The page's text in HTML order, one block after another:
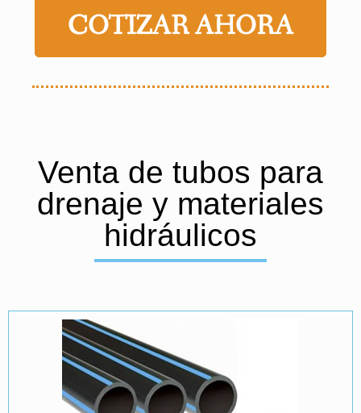
COTIZAR AHORA
Venta de tubos para
drenaje y materiales
hidráulicos